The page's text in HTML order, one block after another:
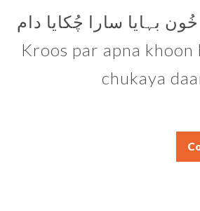
بہایا سارا چُکایا دام
Kroos par apna khoon
chukaya